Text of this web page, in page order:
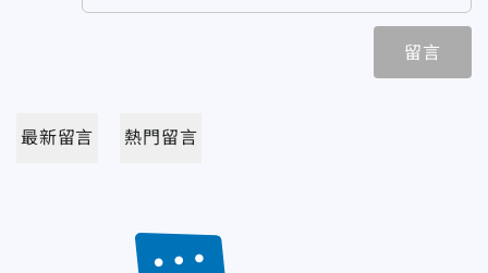
留言
最新留言 熱門留言